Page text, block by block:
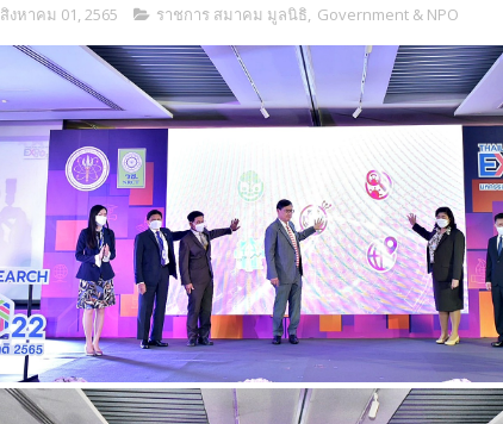
สิงหาคม 01, 2565 ราชการ สมาคม มูลนิธิ, Government & NPO